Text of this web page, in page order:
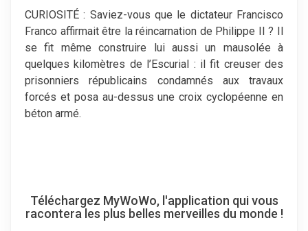
CURIOSITÉ : Saviez-vous que le dictateur Francisco
Franco affirmait être la réincarnation de Philippe II ? Il
se fit même construire lui aussi un mausolée à
quelques kilomètres de l’Escurial : il fit creuser des
prisonniers républicains condamnés aux travaux
forcés et posa au-dessus une croix cyclopéenne en
béton armé.
Téléchargez MyWoWo, l'application qui vous
racontera les plus belles merveilles du monde !